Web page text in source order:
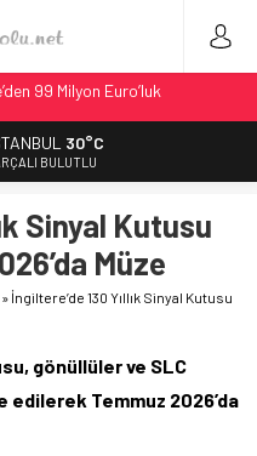
99 Milyon Euro’luk
Hafif Raylı Aracı Tedarik
Tel Testleri Başladı
Trafik Çilesini Bitiriyor
83,9 Milyon Euro’luk Anlaşma
30°C
BULUTLU
Sinyal Kutusu
Müze
» İngiltere’de 130 Yıllık Sinyal Kutusu
gönüllüler ve SLC
Temmuz 2026’da